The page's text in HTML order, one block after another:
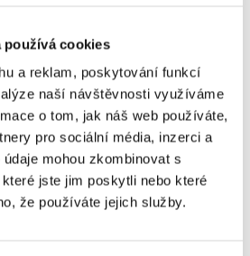
používá cookies
a reklam, poskytování funkcí
naší návštěvnosti využíváme
o tom, jak náš web používáte,
pro sociální média, inzerci a
mohou zkombinovat s
jste jim poskytli nebo které
že používáte jejich služby.
vision dysfunction, Ecole de la
2025
to improve your eyesight,
online
trénink Kevin
May, Londýn, 1.5.-3.5.2026